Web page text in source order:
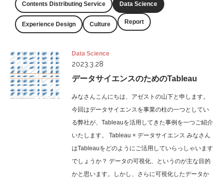
Contents Distributing Service Data Science
Experience Design Culture Report
Data Science
2023.3.28
データサイエンスのためのTableau
みなさんこんにちは、アゼストの山下と申します。
今回はデータサイエンスを事業の柱の一つとしてい
る弊社が、Tableauを活用してきた事例を一つご紹介
いたします。 Tableau × データサイエンス みなさん
はTableauをどのようにご活用していらっしゃいます
でしょうか？ データの可視化、というのが主な目的
かと思います。しかし、さらに可視化したデータか